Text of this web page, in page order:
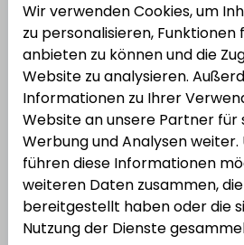
72Varianten
GEKA® plus-Gewindestück
Innengewinde
Wir verwenden Cookies, um
zu personalisieren, Funktionen
anbieten zu können und die
Website zu analysieren.
Informationen zu Ihrer
Website an unsere Partner für
Werbung und Analysen
führen diese Informationen
weiteren Daten zusammen,
bereitgestellt haben oder die
Nutzung der Dienste